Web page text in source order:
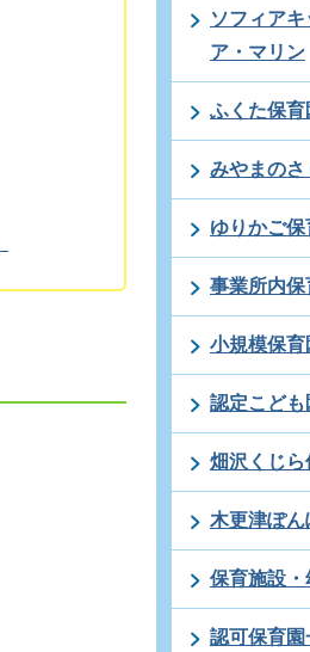
ソフィア
ア・マリン
ふくた保育
みやまのさ
ゆりかご保
事業所内
小規模保育
認定こど
畑沢くじら
木更津ぽん
保育施設・
認可保育園